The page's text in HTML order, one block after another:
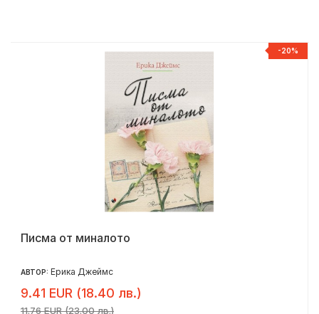
-20%
Писма от миналото
АВТОР: Ерика Джеймс
9.41 EUR (18.40 лв.)
11.76 EUR (23.00 лв.)